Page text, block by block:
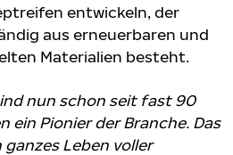
entwickeln, der
aus erneuerbaren und
Materialien besteht.
nun schon seit fast 90
ein Pionier der Branche. Das
ganzes Leben voller